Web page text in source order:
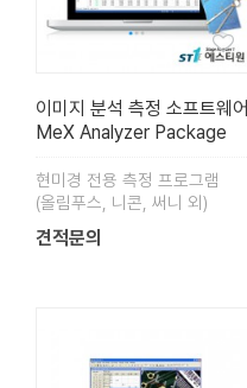
이미지 분석 측정 소프트웨어
MeX Analyzer Package
현미경 전용 측정 프로그램
(올림푸스, 니콘, 써니 외)
견적문의